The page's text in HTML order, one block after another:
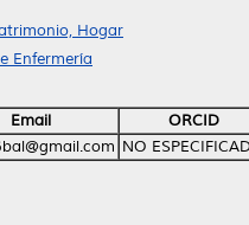
Hogar
Enfermería
Email
ORCID
NO